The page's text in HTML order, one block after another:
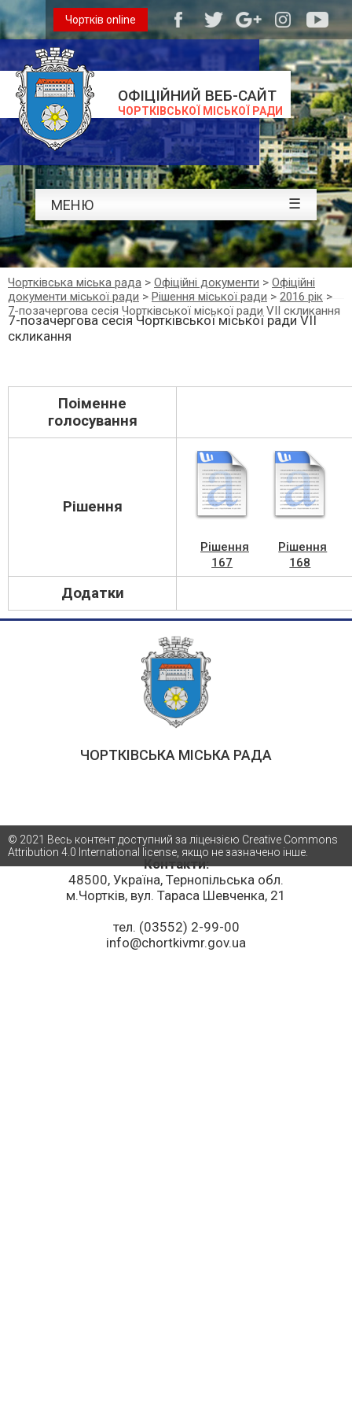
ОФІЦІЙНИЙ ВЕБ-САЙТ
ЧОРТКІВСЬКОЇ МІСЬКОЇ РАДИ
Чортків online
МЕНЮ ☰
Чортківська міська рада > Офіційні документи > Офіційні
документи міської ради > Рішення міської ради > 2016 рік >
7-позачергова сесія Чортківської міської ради VII скликання
7-позачергова сесія Чортківської міської ради VII
скликання
Поіменне
голосування
Рішення
Рішення
167
Рішення
168
Додатки
ЧОРТКІВСЬКА МІСЬКА РАДА
Контакти:
48500, Україна, Тернопільська обл.
м.Чортків, вул. Тараса Шевченка, 21
тел. (03552) 2-99-00
info@chortkivmr.gov.ua
© 2021 Весь контент доступний за ліцензією Creative Commons
Attribution 4.0 International license, якщо не зазначено інше.